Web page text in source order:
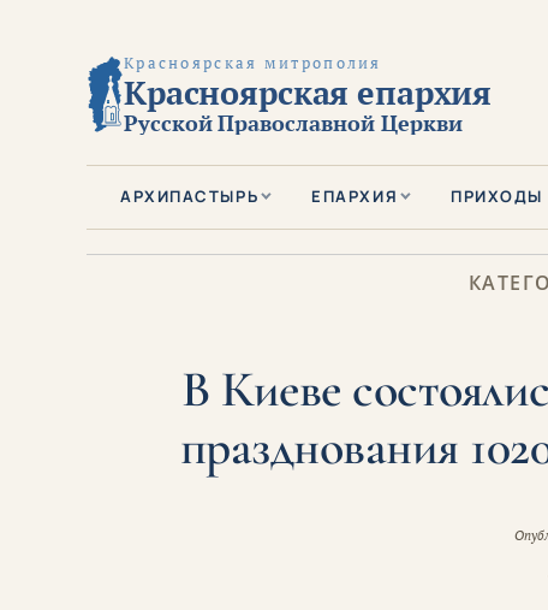
Красноярская митрополия
Красноярская епархия
Русской Православной Церкви
АРХИПАСТЫРЬ ЕПАРХИЯ ПРИХОДЫ
В Киеве
празднования